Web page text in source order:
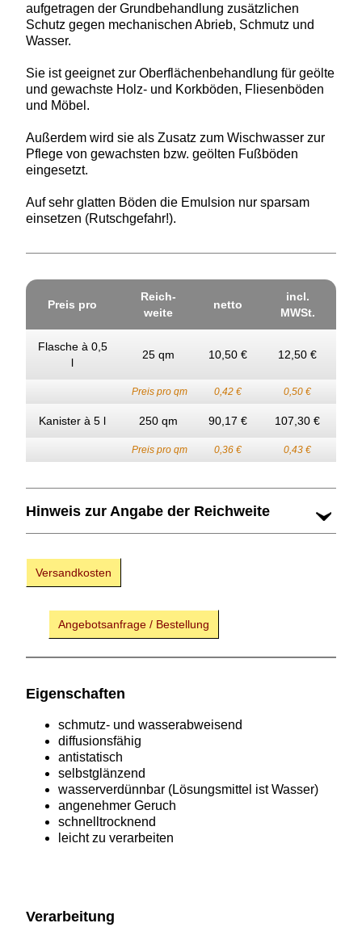
aufgetragen der Grundbehandlung zusätzlichen
Schutz gegen mechanischen Abrieb, Schmutz und
Wasser.
Sie ist geeignet zur Oberflächenbehandlung für geölte
und gewachste Holz- und Korkböden, Fliesenböden
und Möbel.
Außerdem wird sie als Zusatz zum Wischwasser zur
Pflege von gewachsten bzw. geölten Fußböden
eingesetzt.
Auf sehr glatten Böden die Emulsion nur sparsam
einsetzen (Rutschgefahr!).
Preis pro
Reich­
weite
netto
incl.
MWSt.
Flasche à 0,5
l
25 qm 10,50 € 12,50 €
Preis pro qm 0,42 € 0,50 €
Kanister à 5 l 250 qm 90,17 € 107,30 €
Preis pro qm 0,36 € 0,43 €
Hinweis zur Angabe der Reichweite
Versandkosten
Angebotsanfrage / Bestellung
Eigenschaften
schmutz- und wasserabweisend
diffusionsfähig
antistatisch
selbstglänzend
wasserverdünnbar (Lösungsmittel ist Wasser)
angenehmer Geruch
schnelltrocknend
leicht zu verarbeiten
Verarbeitung